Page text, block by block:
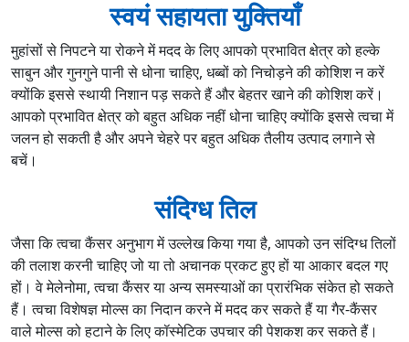
स्वयं सहायता युक्तियाँ
मुहांसों से निपटने या रोकने में मदद के लिए आपको प्रभावित क्षेत्र को हल्के
साबुन और गुनगुने पानी से धोना चाहिए, धब्बों को निचोड़ने की कोशिश न करें
क्योंकि इससे स्थायी निशान पड़ सकते हैं और बेहतर खाने की कोशिश करें।
आपको प्रभावित क्षेत्र को बहुत अधिक नहीं धोना चाहिए क्योंकि इससे त्वचा में
जलन हो सकती है और अपने चेहरे पर बहुत अधिक तैलीय उत्पाद लगाने से
बचें।
संदिग्ध तिल
जैसा कि त्वचा कैंसर अनुभाग में उल्लेख किया गया है, आपको उन संदिग्ध तिलों
की तलाश करनी चाहिए जो या तो अचानक प्रकट हुए हों या आकार बदल गए
हों। वे मेलेनोमा, त्वचा कैंसर या अन्य समस्याओं का प्रारंभिक संकेत हो सकते
हैं। त्वचा विशेषज्ञ मोल्स का निदान करने में मदद कर सकते हैं या गैर-कैंसर
वाले मोल्स को हटाने के लिए कॉस्मेटिक उपचार की पेशकश कर सकते हैं।